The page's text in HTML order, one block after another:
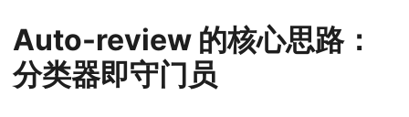
Auto-review 的核心思路：
分类器即守门员